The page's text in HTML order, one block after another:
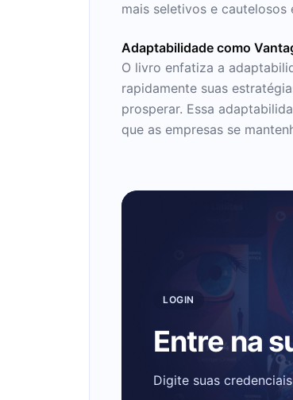
mais seletivos e cautelosos
Adaptabilidade como
O livro enfatiza a
rapidamente suas
prosperar. Essa
que as empresas se
LOGIN
Entre na
Digite suas